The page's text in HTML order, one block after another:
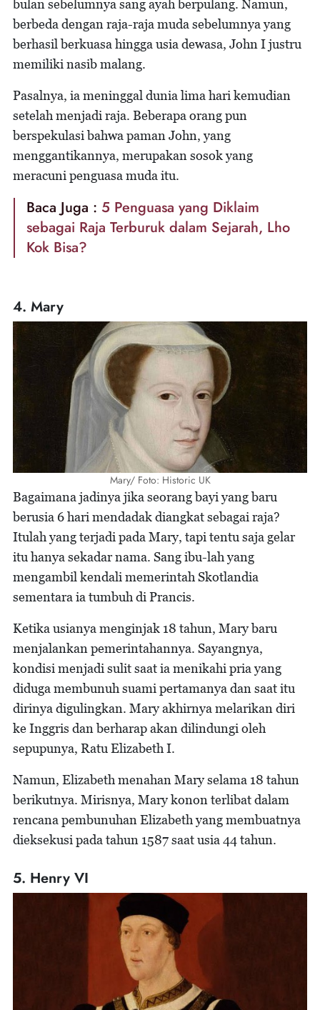
bulan sebelumnya sang ayah berpulang. Namun,
berbeda dengan raja-raja muda sebelumnya yang
berhasil berkuasa hingga usia dewasa, John I justru
memiliki nasib malang.
Pasalnya, ia meninggal dunia lima hari kemudian
setelah menjadi raja. Beberapa orang pun
berspekulasi bahwa paman John, yang
menggantikannya, merupakan sosok yang
meracuni penguasa muda itu.
Baca Juga : 5 Penguasa yang Diklaim
sebagai Raja Terburuk dalam Sejarah, Lho
Kok Bisa?
4. Mary
Mary/ Foto: Historic UK
Bagaimana jadinya jika seorang bayi yang baru
berusia 6 hari mendadak diangkat sebagai raja?
Itulah yang terjadi pada Mary, tapi tentu saja gelar
itu hanya sekadar nama. Sang ibu-lah yang
mengambil kendali memerintah Skotlandia
sementara ia tumbuh di Prancis.
Ketika usianya menginjak 18 tahun, Mary baru
menjalankan pemerintahannya. Sayangnya,
kondisi menjadi sulit saat ia menikahi pria yang
diduga membunuh suami pertamanya dan saat itu
dirinya digulingkan. Mary akhirnya melarikan diri
ke Inggris dan berharap akan dilindungi oleh
sepupunya, Ratu Elizabeth I.
Namun, Elizabeth menahan Mary selama 18 tahun
berikutnya. Mirisnya, Mary konon terlibat dalam
rencana pembunuhan Elizabeth yang membuatnya
dieksekusi pada tahun 1587 saat usia 44 tahun.
5. Henry VI